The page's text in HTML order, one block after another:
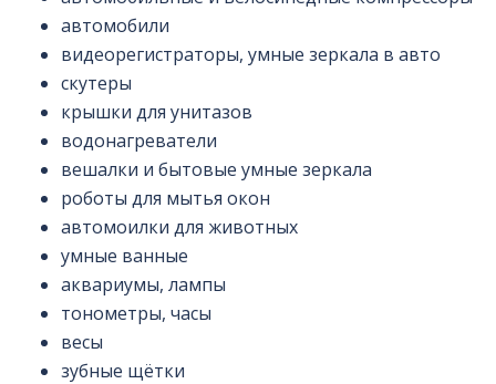
автомобили
видеорегистраторы, умные зеркала в авто
скутеры
крышки для унитазов
водонагреватели
вешалки и бытовые умные зеркала
роботы для мытья окон
автомоилки для животных
умные ванные
аквариумы, лампы
тонометры, часы
весы
зубные щётки